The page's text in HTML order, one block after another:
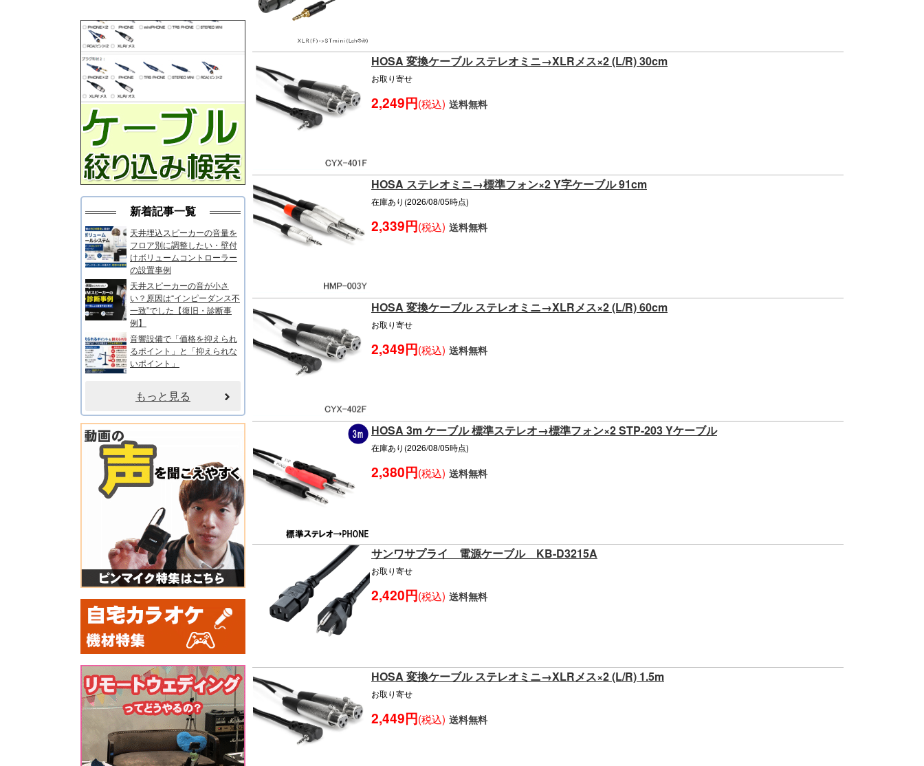
HOSA 変換ケーブル ステレオミニ→XLRメス×2 (L/R) 30cm
お取り寄せ
2,249円(税込) 送料無料
HOSA ステレオミニ→標準フォン×2 Y字ケーブル 91cm
在庫あり(2026/08/05時点)
2,339円(税込) 送料無料
HOSA 変換ケーブル ステレオミニ→XLRメス×2 (L/R) 60cm
お取り寄せ
2,349円(税込) 送料無料
HOSA 3m ケーブル 標準ステレオ→標準フォン×2 STP-203 Yケーブル
在庫あり(2026/08/05時点)
2,380円(税込) 送料無料
サンワサプライ 電源ケーブル KB-D3215A
お取り寄せ
2,420円(税込) 送料無料
HOSA 変換ケーブル ステレオミニ→XLRメス×2 (L/R) 1.5m
お取り寄せ
2,449円(税込) 送料無料
新着記事一覧
天井埋込スピーカーの音量を
フロア別に調整したい・壁付
けボリュームコントローラー
の設置事例
天井スピーカーの音が小さ
い？原因は“インピーダンス不
一致”でした【復旧・診断事
例】
音響設備で「価格を抑えられ
るポイント」と「抑えられな
いポイント」
もっと見る